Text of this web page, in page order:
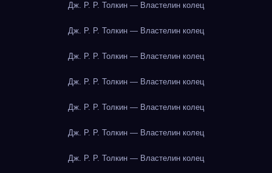
Дж. Р. Р. Толкин — Властелин колец
Дж. Р. Р. Толкин — Властелин колец
Дж. Р. Р. Толкин — Властелин колец
Дж. Р. Р. Толкин — Властелин колец
Дж. Р. Р. Толкин — Властелин колец
Дж. Р. Р. Толкин — Властелин колец
Дж. Р. Р. Толкин — Властелин колец